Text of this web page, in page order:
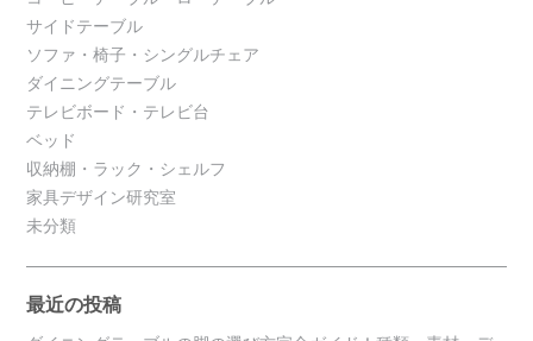
サイドテーブル
ソファ・椅子・シングルチェア
ダイニングテーブル
テレビボード・テレビ台
ベッド
収納棚・ラック・シェルフ
家具デザイン研究室
未分類
最近の投稿